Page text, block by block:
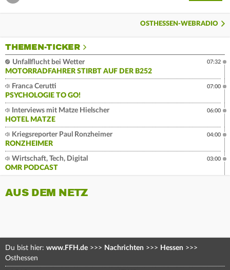
OSTHESSEN-WEBRADIO
THEMEN-TICKER
Unfallflucht bei Wetter
MOTORRADFAHRER STIRBT AUF DER B252
07:32
Franca Cerutti
PSYCHOLOGIE TO GO!
07:00
Interviews mit Matze Hielscher
HOTEL MATZE
06:00
Kriegsreporter Paul Ronzheimer
RONZHEIMER
04:00
Wirtschaft, Tech, Digital
OMR PODCAST
03:00
AUS DEM NETZ
Du bist hier: www.FFH.de >>> Nachrichten >>> Hessen >>>
Osthessen